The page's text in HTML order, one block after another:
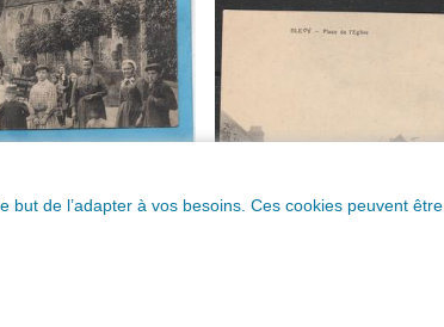
de l’adapter à vos besoins. Ces cookies peuvent être